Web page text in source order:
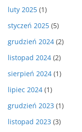
luty 2025 (1)
styczeń 2025 (5)
grudzień 2024 (2)
listopad 2024 (2)
sierpień 2024 (1)
lipiec 2024 (1)
grudzień 2023 (1)
listopad 2023 (3)